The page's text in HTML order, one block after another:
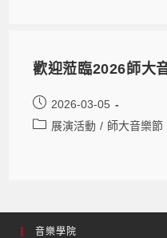
歡迎蒞臨2026師大
2026-03-05
展演活動 / 師大音樂節
音樂學院